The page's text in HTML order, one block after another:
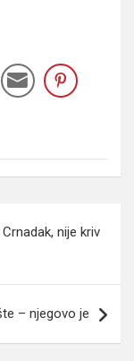
nije kriv
– njegovo je